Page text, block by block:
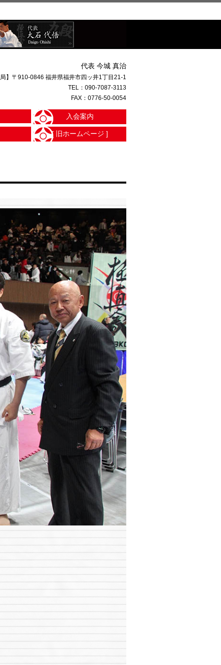
代表 今城 真治
】〒910-0846 福井県福井市四ッ井1丁目21-1
TEL： 090-7087-3113
FAX：0776-50-0054
入会案内
[ 旧ホームページ ]